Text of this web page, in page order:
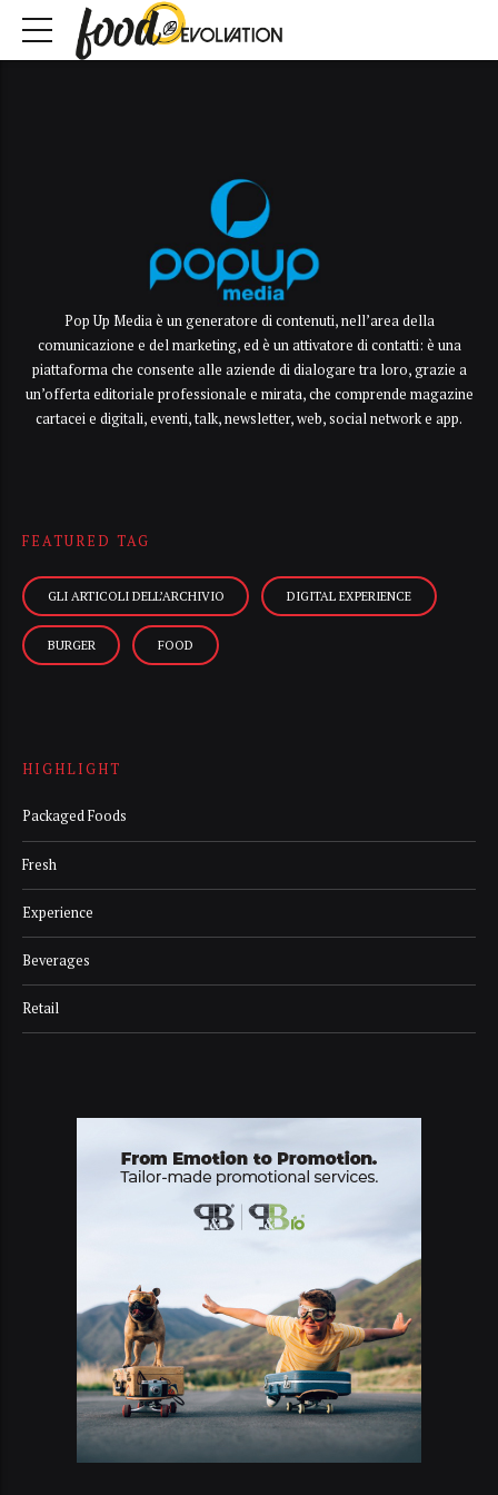
Pop Up Media è un generatore di contenuti, nell’area della
comunicazione e del marketing, ed è un attivatore di contatti: è una
piattaforma che consente alle aziende di dialogare tra loro, grazie a
un’offerta editoriale professionale e mirata, che comprende magazine
cartacei e digitali, eventi, talk, newsletter, web, social network e app.
FEATURED TAG
GLI ARTICOLI DELL’ARCHIVIO DIGITAL EXPERIENCE
BURGER FOOD
HIGHLIGHT
Packaged Foods
Fresh
Experience
Beverages
Retail